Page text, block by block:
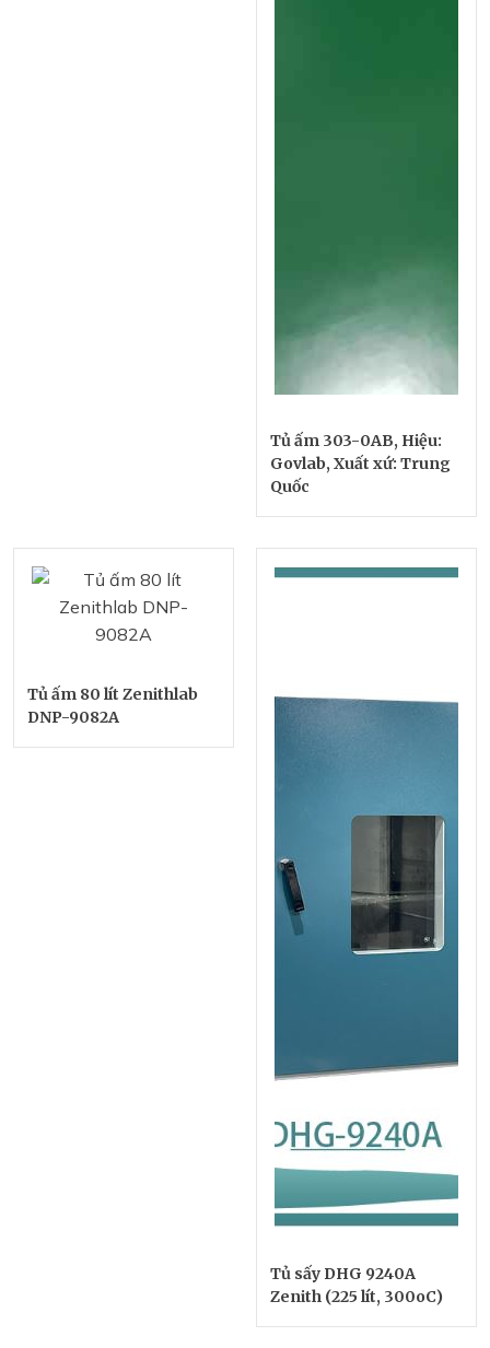
Tủ ấm 303-0AB, Hiệu:
Govlab, Xuất xứ: Trung
Quốc
Tủ ấm 80 lít Zenithlab
DNP-9082A
Tủ sấy DHG 9240A
Zenith (225 lít, 300oC)